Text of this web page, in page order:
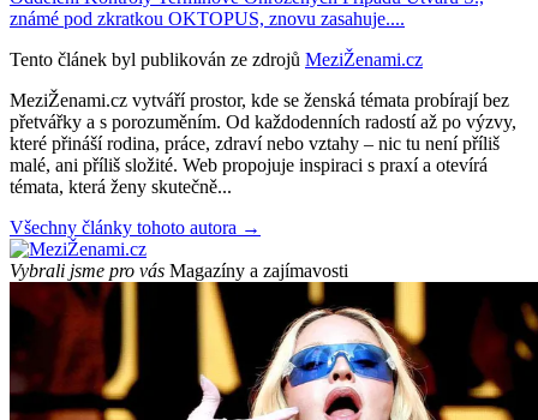
známé pod zkratkou OKTOPUS, znovu zasahuje....
Tento článek byl publikován ze zdrojů MeziŽenami.cz
MeziŽenami.cz vytváří prostor, kde se ženská témata probírají bez
přetvářky a s porozuměním. Od každodenních radostí až po výzvy,
které přináší rodina, práce, zdraví nebo vztahy – nic tu není příliš
malé, ani příliš složité. Web propojuje inspiraci s praxí a otevírá
témata, která ženy skutečně...
Všechny články tohoto autora →
Vybrali jsme pro vás Magazíny a zajímavosti